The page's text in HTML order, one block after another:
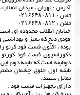
آدرس : تهران ، میدان انقلاب ،
تلفن : ۰۲۱۶۶۴۸۰۸۱۱
تلفن : ۰۲۱۶۶۴۸۰۸۱۲
خیابان انقلاب محدوده ای
فودی دنج که تمیز و
بوده ، اکنون فست فود کرنو
دکوراسیون فست فود کورنو
دوطبقه است که طبقه دوم
طبقه اول جلوی چشمان
تمایل ببینند.
دارای تجهیزات فست فود :